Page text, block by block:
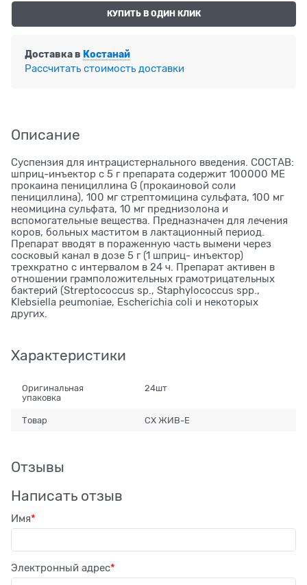
КУПИТЬ В ОДИН КЛИК
Доставка в Костанай
Рассчитать стоимость доставки
Описание
Суспензия для интрацистернального введения. СОСТАВ:
шприц-инъектор с 5 г препарата содержит 100000 МЕ
прокаина пенициллина G (прокаиновой соли
пенициллина), 100 мг стрептомицина сульфата, 100 мг
неомицина сульфата, 10 мг преднизолона и
вспомогательные вещества. Предназначен для лечения
коров, больных маститом в лактационный период.
Препарат вводят в пораженную часть вымени через
сосковый канал в дозе 5 г (1 шприц- инъектор)
трехкратно с интервалом в 24 ч. Препарат активен в
отношении грамположительных грамотрицательных
бактерий (Streptococcus sp., Staphylococcus spр.,
Klebsiella peumoniae, Escherichia coli и некоторых
других.
Характеристики
Оригинальная
упаковка
24шт
Товар СХ ЖИВ-Е
Отзывы
Написать отзыв
Имя
Электронный адрес